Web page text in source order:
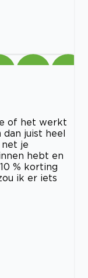
of het werkt
juist heel
net je
hebt en
% korting
ik er iets